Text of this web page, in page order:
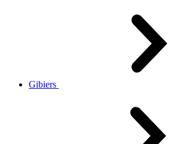
Gibiers